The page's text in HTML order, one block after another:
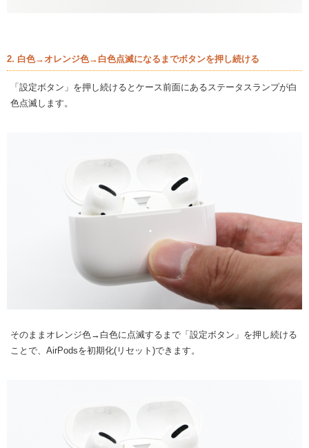
2. 白色→オレンジ色→白色点滅になるまでボタンを押し続ける
「設定ボタン」を押し続けるとケース前面にあるステータスランプが白
色点滅します。
そのままオレンジ色→白色に点滅するまで「設定ボタン」を押し続ける
ことで、AirPodsを初期化(リセット)できます。